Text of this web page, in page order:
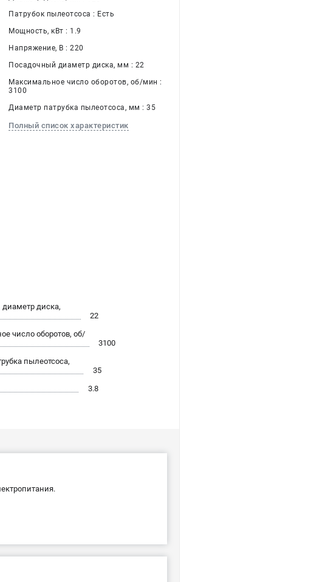
Патрубок пылеотсоса : Есть
Мощность, кВт : 1.9
Напряжение, В : 220
Посадочный диаметр диска, мм : 22
Максимальное число оборотов, об/мин :
3100
Диаметр патрубка пылеотсоса, мм : 35
Полный список характеристик
диска,
22
число оборотов, об/
3100
пылеотсоса,
35
3.8